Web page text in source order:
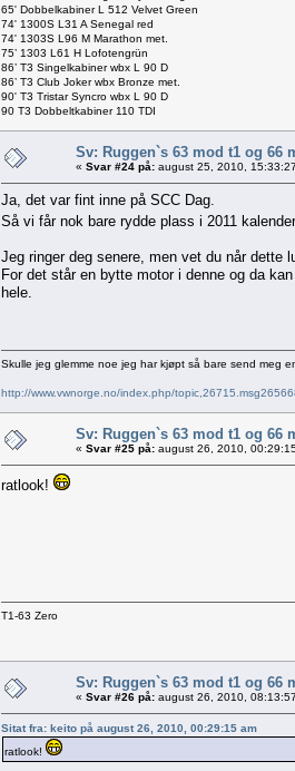
65' Dobbelkabiner L 512 Velvet Green
74' 1300S L31 A Senegal red
74' 1303S L96 M Marathon met.
75’ 1303 L61 H Lofotengrün
86’ T3 Singelkabiner wbx L 90 D
86’ T3 Club Joker wbx Bronze met.
90' T3 Tristar Syncro wbx L 90 D
90 T3 Dobbeltkabiner 110 TDI
Sv: Ruggen`s 63 mod t1 og 66
« Svar #24 på: august 25, 2010,
Ja, det var fint inne på SCC Dag.
Så vi får nok bare rydde plass i 2011
Jeg ringer deg senere, men vet du når dette
For det står en bytte motor i denne og da
hele.
Skulle jeg glemme noe jeg har kjøpt så bare send meg
http://www.vwnorge.no/index.php/
Sv: Ruggen`s 63 mod t1 og 66
« Svar #25 på: august 26, 2010,
ratlook!
T1-63 Zero
Sv: Ruggen`s 63 mod t1 og 66
« Svar #26 på: august 26, 2010,
Sitat fra: keito på august 26, 2010, 00:29:15 am
ratlook!